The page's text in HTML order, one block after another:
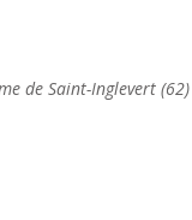
de Saint-Inglevert (62)